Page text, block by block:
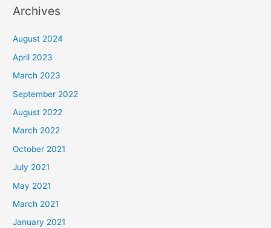
Archives
August 2024
April 2023
March 2023
September 2022
August 2022
March 2022
October 2021
July 2021
May 2021
March 2021
January 2021